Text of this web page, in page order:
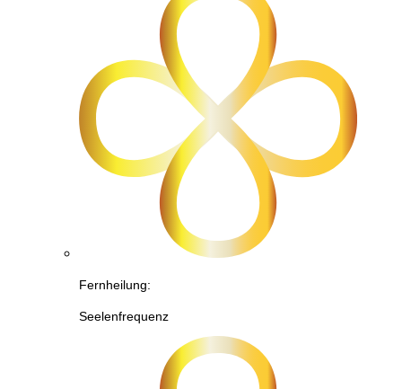
Fernheilung:
Seelenfrequenz